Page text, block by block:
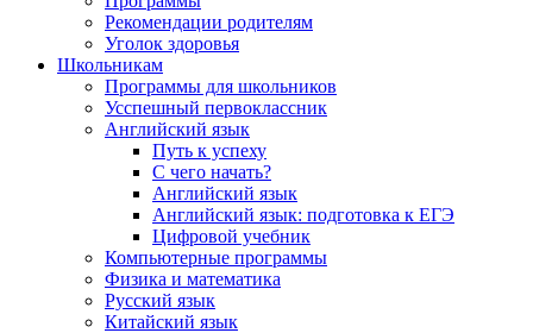
Рекомендации родителям
Уголок здоровья
Школьникам
Программы для школьников
Усспешный первоклассник
Английский язык
Путь к успеху
С чего начать?
Английский язык
Английский язык: подготовка к ЕГЭ
Цифровой учебник
Компьютерные программы
Физика и математика
Русский язык
Китайский язык